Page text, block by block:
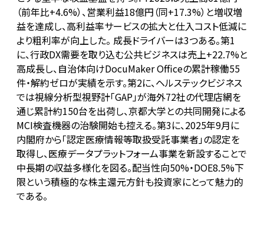
（前年比+4.6%）、営業利益18億円（同+17.3%）と増収増
益を達成し、高利益率サービスの拡大と仕入コスト低減に
より粗利率が向上した。 成長ドライバーは3つある。第1
に、行政DX需要を取り込む公共ビジネスは売上+22.7%と
高成長し、自治体向けDocuMaker Officeの累計稼働55
件・解約ゼロが実績を示す。第2に、ヘルステックビジネス
では視線分析型視野計「GAP」が海外72社の代理店網を
通じ累計約150台を出荷し、京都大学との共同開発による
MCI検査機器の治験開始も控える。第3に、2025年9月に
内閣府から「認定医療情報等取扱受託事業者」の認定を
取得し、医療データプラットフォーム事業を新設することで
中長期の収益多様化を図る。配当性向50%・DOE8.5%下
限という積極的な株主還元方針も投資家にとって魅力的
である。